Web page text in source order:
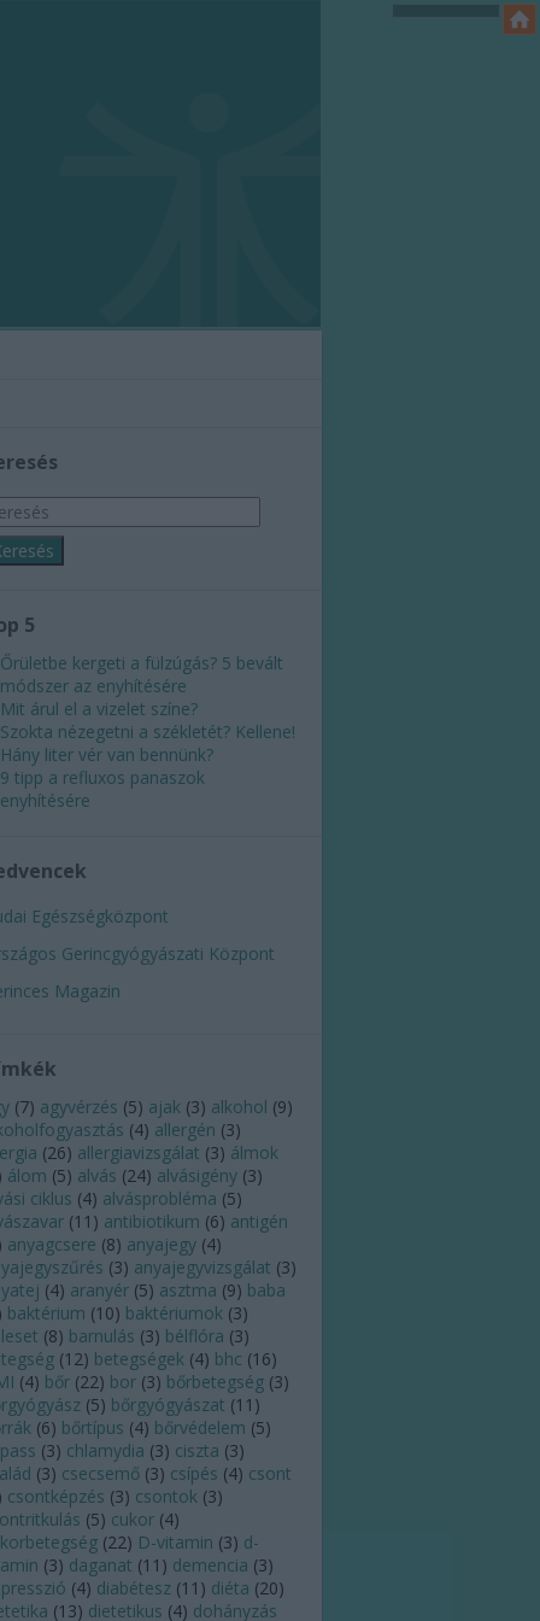
5
Őrületbe kergeti a fülzúgás? 5 bevált
módszer az enyhítésére
Mit árul el a vizelet színe?
Szokta nézegetni a székletét? Kellene!
Hány liter vér van bennünk?
9 tipp a refluxos panaszok
enyhítésére
Egészségközpont
Gerincgyógyászati Központ
Magazin
(7) agyvérzés (5) ajak (3) alkohol (9)
(4) allergén (3)
(26) allergiavizsgálat (3) álmok
álom (5) alvás (24) alvásigény (3)
ciklus (4) alvásprobléma (5)
(11 ) antibiotikum (6) antigén
anyagcsere (8) anyajegy (4)
(3) anyajegyvizsgálat (3)
(4) aranyér (5) asztma (9) baba
baktérium (10) baktériumok (3)
(8) barnulás (3) bélflóra (3)
(12) betegségek (4) bhc (16)
(4) bőr (22) bor (3) bőrbetegség (3)
(5) bőrgyógyászat (11 )
(6) bőrtípus (4) bőrvédelem (5)
(3) chlamydia (3) ciszta (3)
(3) csecsemő (3) csípés (4) csont
csontképzés (3) csontok (3)
(5) cukor (4)
(22) D-vitamin (3) d-
(3) daganat (11 ) demencia (3)
(4) diabétesz (11 ) diéta (20)
(13) dietetikus (4) dohányzás